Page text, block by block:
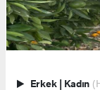
Erkek | Kadın